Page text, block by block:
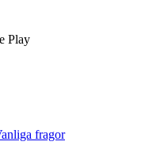
Play
fragor